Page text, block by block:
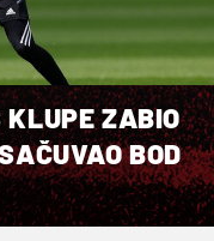
KLUPE ZABIO
BOD